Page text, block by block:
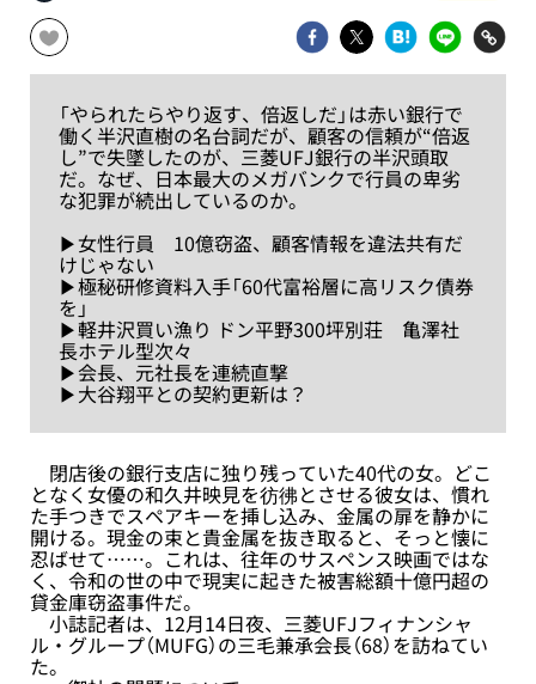
「やられたらやり返す、倍返しだ」は赤い銀行で
働く半沢直樹の名台詞だが、顧客の信頼が“倍返
し”で失墜したのが、三菱UFJ銀行の半沢頭取
だ。なぜ、日本最大のメガバンクで行員の卑劣
な犯罪が続出しているのか。
▶︎女性行員 10億窃盗、顧客情報を違法共有だ
けじゃない
▶︎極秘研修資料入手「60代富裕層に高リスク債券
を」
▶︎軽井沢買い漁り ドン平野300坪別荘 亀澤社
長ホテル型次々
▶︎会長、元社長を連続直撃
▶︎大谷翔平との契約更新は？
閉店後の銀行支店に独り残っていた40代の女。どこ
となく女優の和久井映見を彷彿とさせる彼女は、慣れ
た手つきでスペアキーを挿し込み、金属の扉を静かに
開ける。現金の束と貴金属を抜き取ると、そっと懐に
忍ばせて……。これは、往年のサスペンス映画ではな
く、令和の世の中で現実に起きた被害総額十億円超の
貸金庫窃盗事件だ。
小誌記者は、12月14日夜、三菱UFJフィナンシャ
ル・グループ（MUFG）の三毛兼承会長（68）を訪ねてい
た。